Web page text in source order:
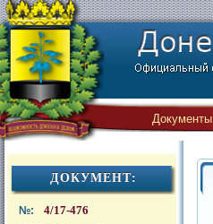
Документы
ДОКУМЕНТ:
№: 4/17-476